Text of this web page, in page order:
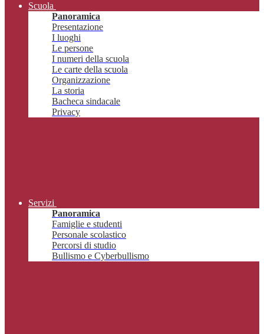
Scuola
Panoramica
Presentazione
I luoghi
Le persone
I numeri della scuola
Le carte della scuola
Organizzazione
La storia
Bacheca sindacale
Privacy
Servizi
Panoramica
Famiglie e studenti
Personale scolastico
Percorsi di studio
Bullismo e Cyberbullismo